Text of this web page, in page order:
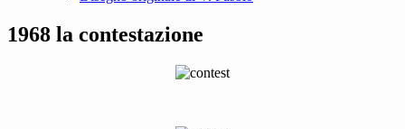
1968 la contestazione